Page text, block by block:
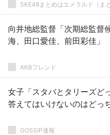
SKE48まとめはエメラルド（まと
向井地総監督「次期総監督
海、田口愛佳、前田彩佳」
AKBフレンド
女子「スタバとタリーズど
答えてはいけないのはどっ
GOSSIP速報